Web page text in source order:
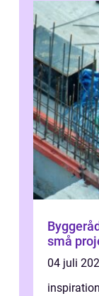
små
04 juli
inspiration